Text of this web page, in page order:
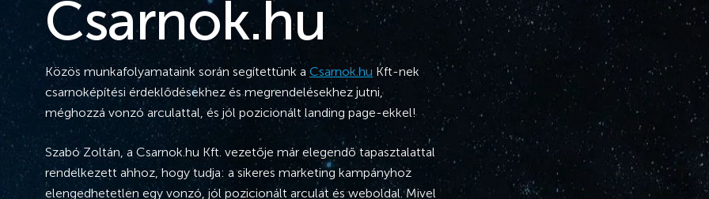
Csarnok.hu
Közös munkafolyamataink során segítettünk a Csarnok.hu Kft-nek
csarnoképítési érdeklődésekhez és megrendelésekhez jutni,
méghozzá vonzó arculattal, és jól pozicionált landing page-ekkel!
Szabó Zoltán, a Csarnok.hu Kft. vezetője már elegendő tapasztalattal
rendelkezett ahhoz, hogy tudja: a sikeres marketing kampányhoz
elengedhetetlen egy vonzó, jól pozicionált arculat és weboldal. Mivel